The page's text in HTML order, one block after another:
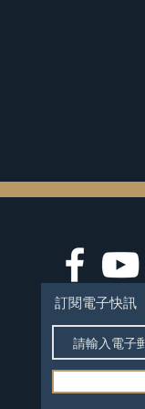
訂閱電子快訊